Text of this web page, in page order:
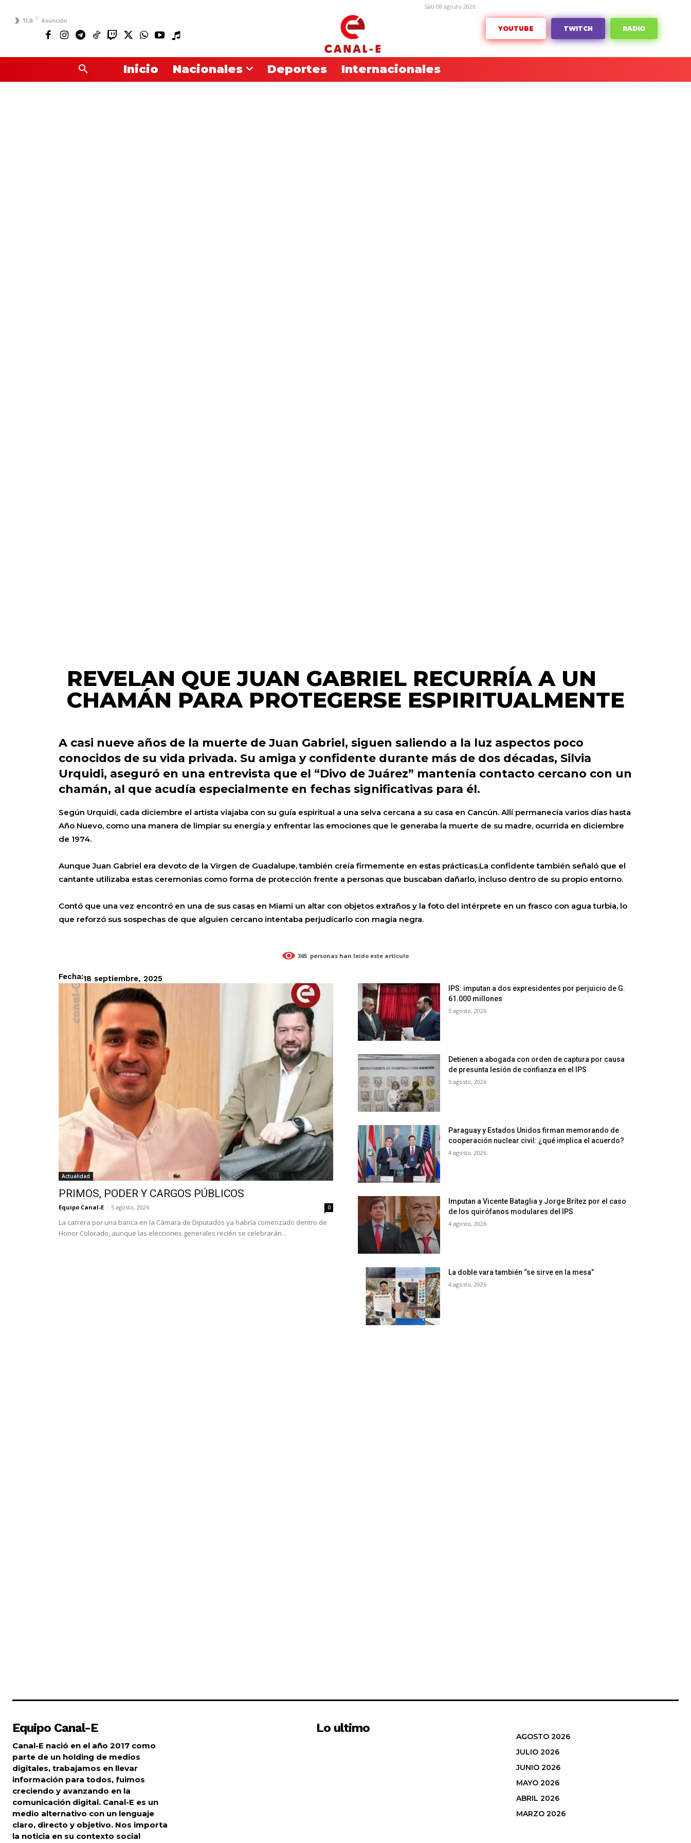
11.6 C Asunción
Sáb 08 agosto 2026
YOUTUBE TWITCH RADIO
Inicio Nacionales Deportes Internacionales
REVELAN QUE JUAN GABRIEL RECURRÍA A UN
CHAMÁN PARA PROTEGERSE ESPIRITUALMENTE
A casi nueve años de la muerte de Juan Gabriel, siguen saliendo a la luz aspectos poco
conocidos de su vida privada. Su amiga y confidente durante más de dos décadas, Silvia
Urquidi, aseguró en una entrevista que el “Divo de Juárez” mantenía contacto cercano con un
chamán, al que acudía especialmente en fechas significativas para él.
Según Urquidi, cada diciembre el artista viajaba con su guía espiritual a una selva cercana a su casa en Cancún. Allí permanecía varios días hasta
Año Nuevo, como una manera de limpiar su energía y enfrentar las emociones que le generaba la muerte de su madre, ocurrida en diciembre
de 1974.
Aunque Juan Gabriel era devoto de la Virgen de Guadalupe, también creía firmemente en estas prácticas.La confidente también señaló que el
cantante utilizaba estas ceremonias como forma de protección frente a personas que buscaban dañarlo, incluso dentro de su propio entorno.
Contó que una vez encontró en una de sus casas en Miami un altar con objetos extraños y la foto del intérprete en un frasco con agua turbia, lo
que reforzó sus sospechas de que alguien cercano intentaba perjudicarlo con magia negra.
365 personas han leido este artículo
Fecha:18 septiembre, 2025
Actualidad
PRIMOS, PODER Y CARGOS PÚBLICOS
Equipo Canal-E - 5 agosto, 2026 0
La carrera por una banca en la Cámara de Diputados ya habría comenzado dentro de
Honor Colorado, aunque las elecciones generales recién se celebrarán...
IPS: imputan a dos expresidentes por perjuicio de G.
61.000 millones
5 agosto, 2026
Detienen a abogada con orden de captura por causa
de presunta lesión de confianza en el IPS
5 agosto, 2026
Paraguay y Estados Unidos firman memorando de
cooperación nuclear civil: ¿qué implica el acuerdo?
4 agosto, 2026
Imputan a Vicente Bataglia y Jorge Brítez por el caso
de los quirófanos modulares del IPS
4 agosto, 2026
La doble vara también “se sirve en la mesa”
4 agosto, 2026
Equipo Canal-E
Canal-E nació en el año 2017 como
parte de un holding de medios
digitales, trabajamos en llevar
información para todos, fuimos
creciendo y avanzando en la
comunicación digital. Canal-E es un
medio alternativo con un lenguaje
claro, directo y objetivo. Nos importa
la noticia en su contexto social
Lo ultimo
AGOSTO 2026
JULIO 2026
JUNIO 2026
MAYO 2026
ABRIL 2026
MARZO 2026